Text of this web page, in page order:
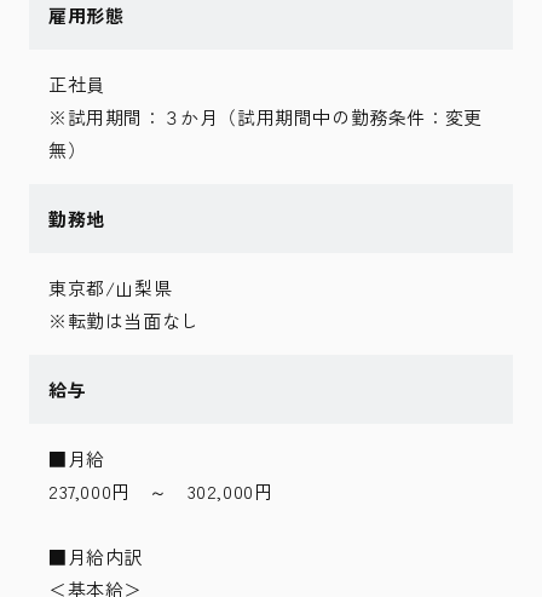
雇用形態
正社員
※試用期間：３か月（試用期間中の勤務条件：変更
無）
勤務地
東京都/山梨県
※転勤は当面なし
給与
■月給
237,000円 ～ 302,000円
■月給内訳
＜基本給＞